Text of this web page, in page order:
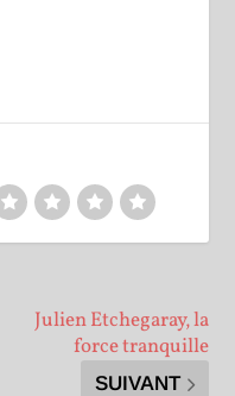
Julien Etchegaray, la
force tranquille
SUIVANT